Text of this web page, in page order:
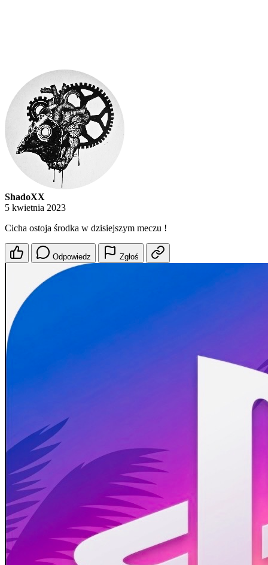
ShadoXX
5 kwietnia 2023
Cicha ostoja środka w dzisiejszym meczu !
Odpowiedz Zgłoś